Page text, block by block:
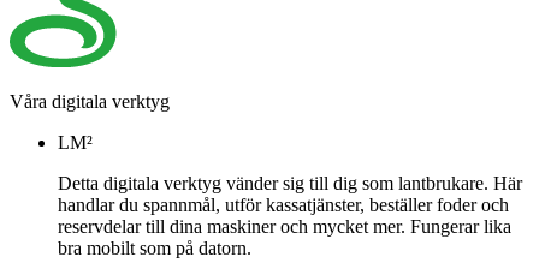
Våra digitala verktyg
LM²
Detta digitala verktyg vänder sig till dig som lantbrukare. Här
handlar du spannmål, utför kassatjänster, beställer foder och
reservdelar till dina maskiner och mycket mer. Fungerar lika
bra mobilt som på datorn.